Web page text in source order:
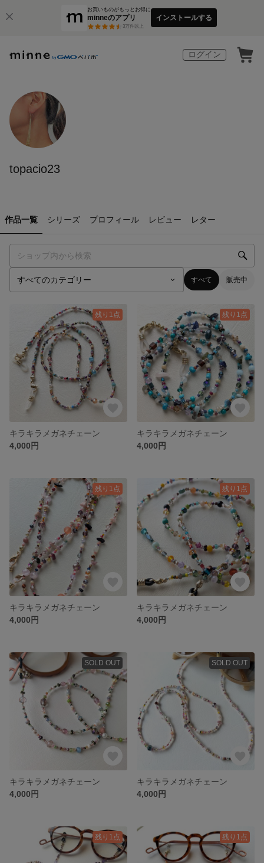
お買いものがもっとお得に
minneのアプリ
3万件以上
インストールする
ログイン
topacio23
作品一覧 シリーズ プロフィール レビュー レター
すべて 販売中
残り1点
キラキラメガネチェーン
4,000円
残り1点
キラキラメガネチェーン
4,000円
残り1点
キラキラメガネチェーン
4,000円
残り1点
キラキラメガネチェーン
4,000円
SOLD OUT
キラキラメガネチェーン
4,000円
SOLD OUT
キラキラメガネチェーン
4,000円
残り1点 残り1点